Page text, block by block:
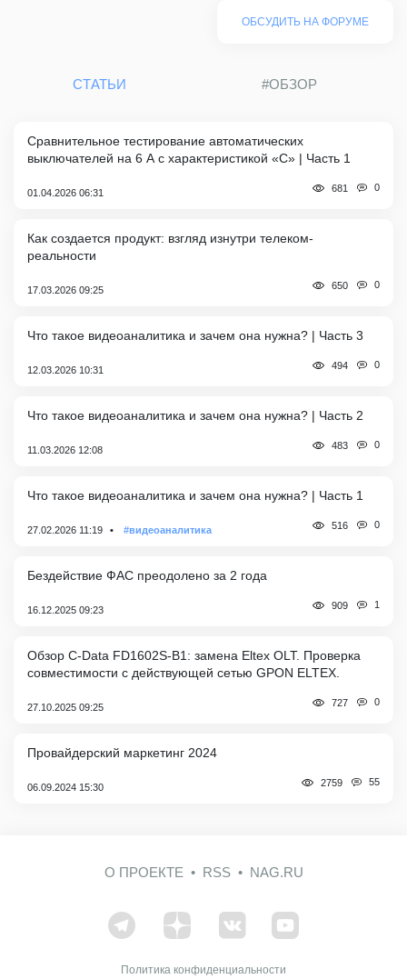
ОБСУДИТЬ НА ФОРУМЕ
СТАТЬИ #ОБЗОР
Сравнительное тестирование автоматических
выключателей на 6 А с характеристикой «C» | Часть 1
01.04.2026 06:31 681 0
Как создается продукт: взгляд изнутри телеком-
реальности
17.03.2026 09:25 650 0
Что такое видеоаналитика и зачем она нужна? | Часть 3
12.03.2026 10:31 494 0
Что такое видеоаналитика и зачем она нужна? | Часть 2
11.03.2026 12:08 483 0
Что такое видеоаналитика и зачем она нужна? | Часть 1
27.02.2026 11:19 #видеоаналитика 516 0
Бездействие ФАС преодолено за 2 года
16.12.2025 09:23 909 1
Обзор C-Data FD1602S-B1: замена Eltex OLT. Проверка
совместимости с действующей сетью GPON ELTEX.
27.10.2025 09:25 727 0
Провайдерский маркетинг 2024
06.09.2024 15:30 2759 55
О ПРОЕКТЕ RSS NAG.RU
Политика конфиденциальности